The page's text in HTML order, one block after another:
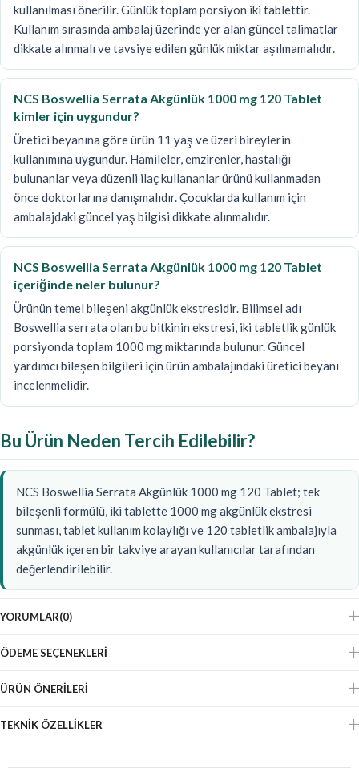
kullanılması önerilir. Günlük toplam porsiyon iki tablettir.
Kullanım sırasında ambalaj üzerinde yer alan güncel talimatlar
dikkate alınmalı ve tavsiye edilen günlük miktar aşılmamalıdır.
NCS Boswellia Serrata Akgünlük 1000 mg 120 Tablet
kimler için uygundur?
Üretici beyanına göre ürün 11 yaş ve üzeri bireylerin
kullanımına uygundur. Hamileler, emzirenler, hastalığı
bulunanlar veya düzenli ilaç kullananlar ürünü kullanmadan
önce doktorlarına danışmalıdır. Çocuklarda kullanım için
ambalajdaki güncel yaş bilgisi dikkate alınmalıdır.
NCS Boswellia Serrata Akgünlük 1000 mg 120 Tablet
içeriğinde neler bulunur?
Ürünün temel bileşeni akgünlük ekstresidir. Bilimsel adı
Boswellia serrata olan bu bitkinin ekstresi, iki tabletlik günlük
porsiyonda toplam 1000 mg miktarında bulunur. Güncel
yardımcı bileşen bilgileri için ürün ambalajındaki üretici beyanı
incelenmelidir.
Bu Ürün Neden Tercih Edilebilir?
NCS Boswellia Serrata Akgünlük 1000 mg 120 Tablet; tek
bileşenli formülü, iki tablette 1000 mg akgünlük ekstresi
sunması, tablet kullanım kolaylığı ve 120 tabletlik ambalajıyla
akgünlük içeren bir takviye arayan kullanıcılar tarafından
değerlendirilebilir.
YORUMLAR(0)
ÖDEME SEÇENEKLERI
ÜRÜN ÖNERILERI
TEKNIK ÖZELLIKLER